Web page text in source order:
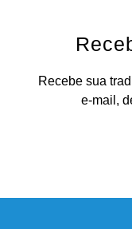
Recebe sua
e-mail,